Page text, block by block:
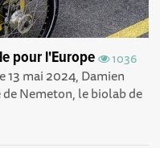
1036
pour l'Europe
mai 2024, Damien
Nemeton, le biolab de